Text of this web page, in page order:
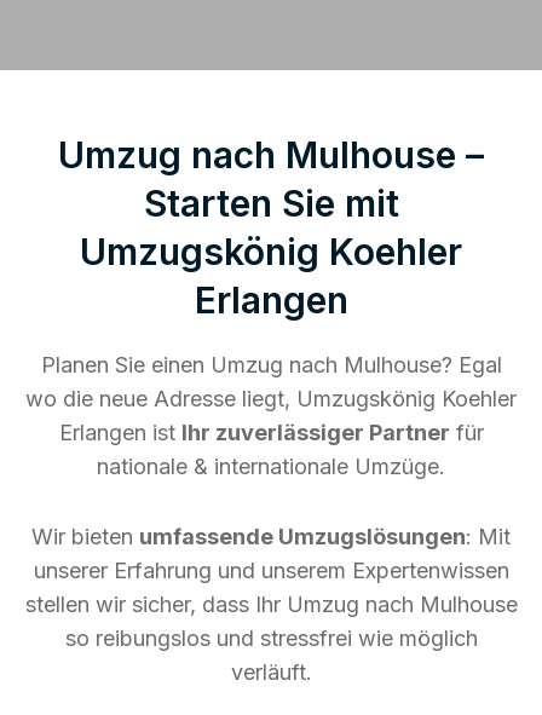
Umzug nach Mulhouse –
Starten Sie mit
Umzugskönig Koehler
Erlangen
Planen Sie einen Umzug nach Mulhouse? Egal
wo die neue Adresse liegt, Umzugskönig Koehler
Erlangen ist Ihr zuverlässiger Partner für
nationale & internationale Umzüge.
Wir bieten umfassende Umzugslösungen: Mit
unserer Erfahrung und unserem Expertenwissen
stellen wir sicher, dass Ihr Umzug nach Mulhouse
so reibungslos und stressfrei wie möglich
verläuft.